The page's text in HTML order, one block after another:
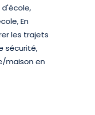
d'école,
En
les trajets
sécurité,
maison en